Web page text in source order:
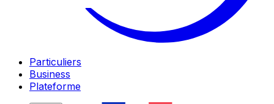
Particuliers
Business
Plateforme